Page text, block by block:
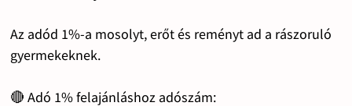
Az adód 1%-a mosolyt, erőt és reményt ad a rászoruló
gyermekeknek.
🔴 Adó 1% felajánláshoz adószám: